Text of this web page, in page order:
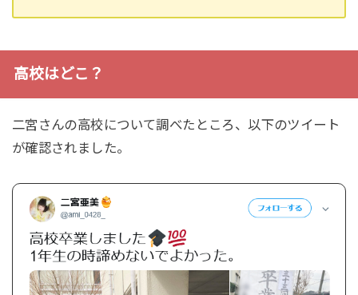
高校はどこ？
二宮さんの高校について調べたところ、以下のツイート
が確認されました。